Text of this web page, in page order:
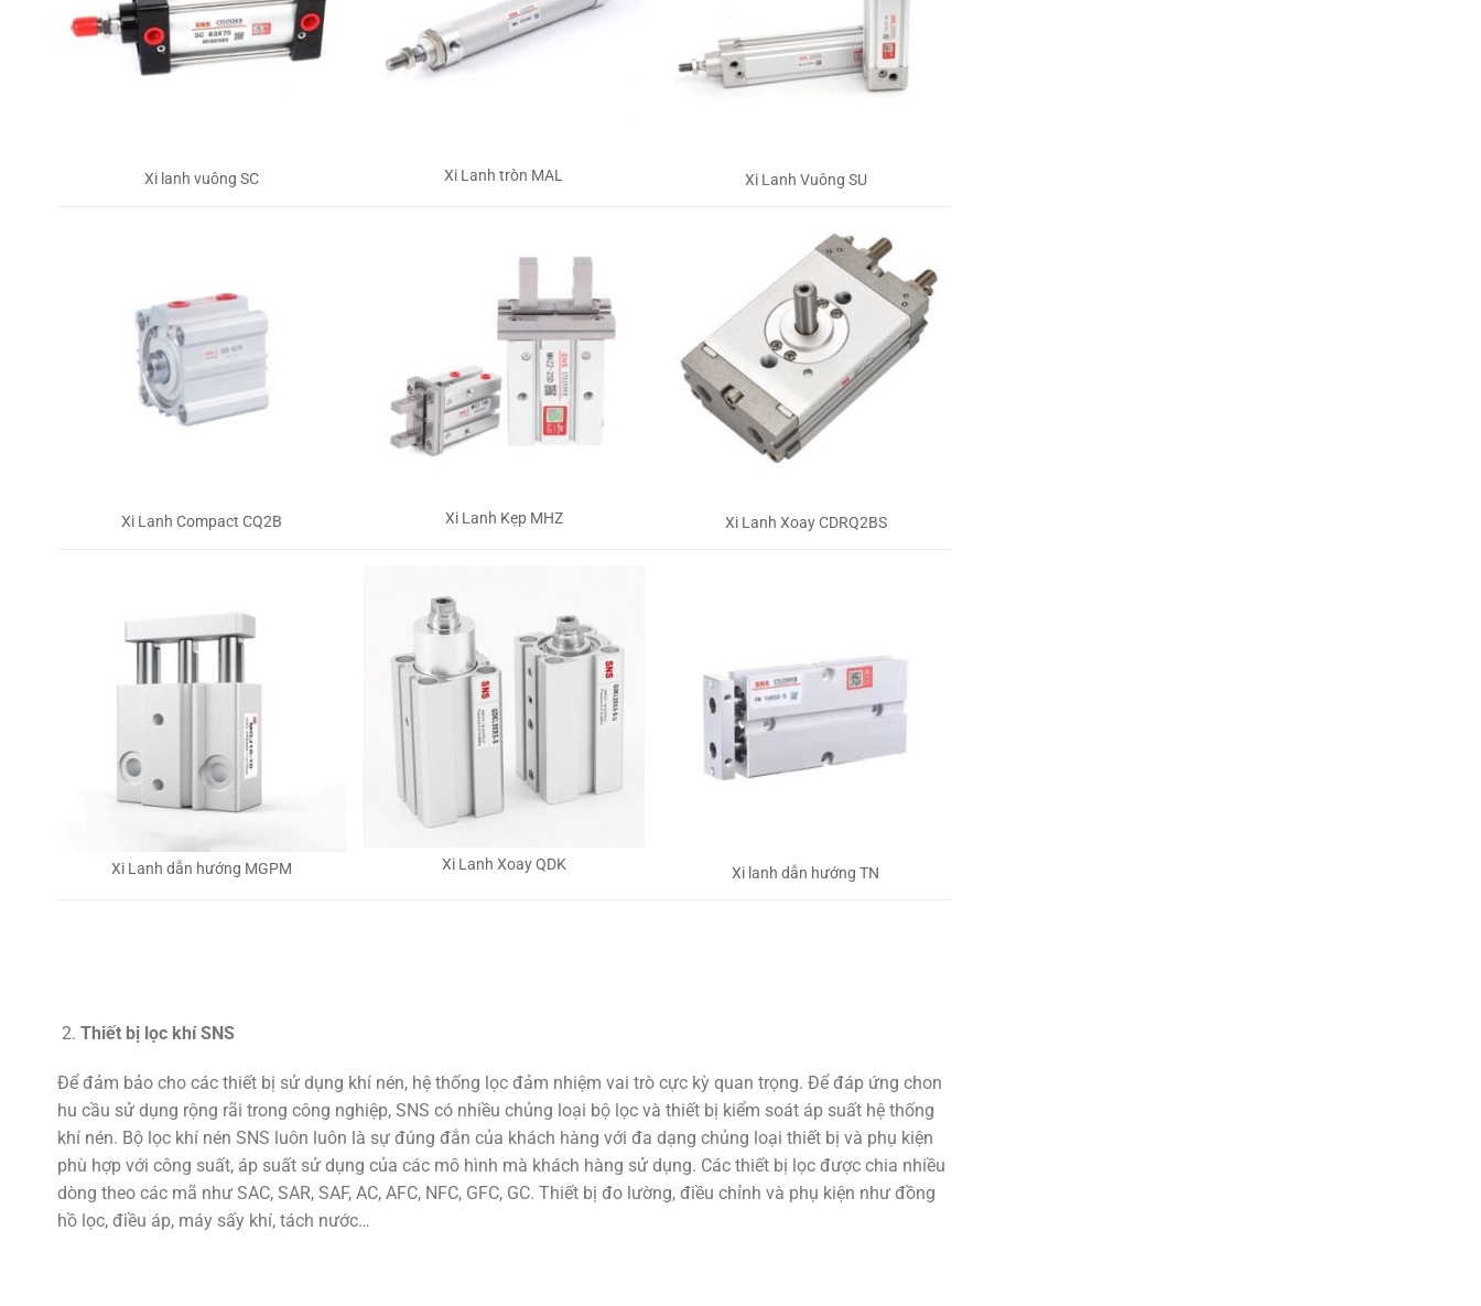
Xi lanh vuông SC Xi Lanh tròn MAL Xi Lanh Vuông SU
Xi Lanh Compact CQ2B Xi Lanh Kẹp MHZ Xi Lanh Xoay CDRQ2BS
Xi Lanh dẫn hướng MGPM Xi Lanh Xoay QDK Xi lanh dẫn hướng TN
Thiết bị lọc khí SNS
Để đảm bảo cho các thiết bị sử dụng khí nén, hệ thống lọc đảm nhiệm vai trò cực kỳ quan trọng. Để đáp ứng chon
hu cầu sử dụng rộng rãi trong công nghiệp, SNS có nhiều chủng loại bộ lọc và thiết bị kiểm soát áp suất hệ thống
khí nén. Bộ lọc khí nén SNS luôn luôn là sự đúng đắn của khách hàng với đa dạng chủng loại thiết bị và phụ kiện
phù hợp với công suất, áp suất sử dụng của các mô hình mà khách hàng sử dụng. Các thiết bị lọc được chia nhiều
dòng theo các mã như SAC, SAR, SAF, AC, AFC, NFC, GFC, GC. Thiết bị đo lường, điều chỉnh và phụ kiện như đồng
hồ lọc, điều áp, máy sấy khí, tách nước…